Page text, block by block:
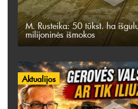
M. Rusteika: 50 tūkst. ha
milijoninės išmokos
Aktualijos